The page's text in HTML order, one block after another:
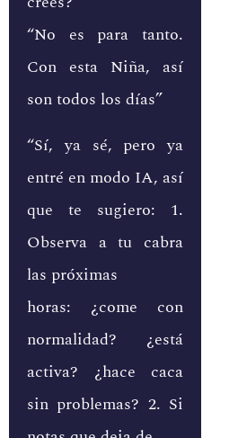
“No es para tanto.
Con esta Niña, así
son todos los días”
“Sí, ya sé, pero ya
entré en modo IA, así
que te sugiero: 1.
Observa a tu cabra
las próximas
horas: ¿come con
normalidad? ¿está
activa? ¿hace caca
sin problemas? 2. Si